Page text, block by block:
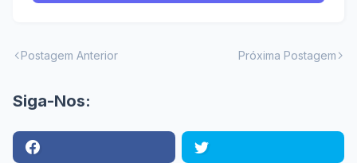
Postagem Anterior Próxima Postagem
Siga-Nos: